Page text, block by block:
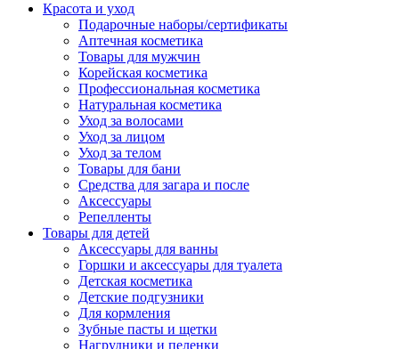
Красота и уход
Подарочные наборы/сертификаты
Аптечная косметика
Товары для мужчин
Корейская косметика
Профессиональная косметика
Натуральная косметика
Уход за волосами
Уход за лицом
Уход за телом
Товары для бани
Средства для загара и после
Аксессуары
Репелленты
Товары для детей
Аксессуары для ванны
Горшки и аксессуары для туалета
Детская косметика
Детские подгузники
Для кормления
Зубные пасты и щетки
Нагрудники и пеленки